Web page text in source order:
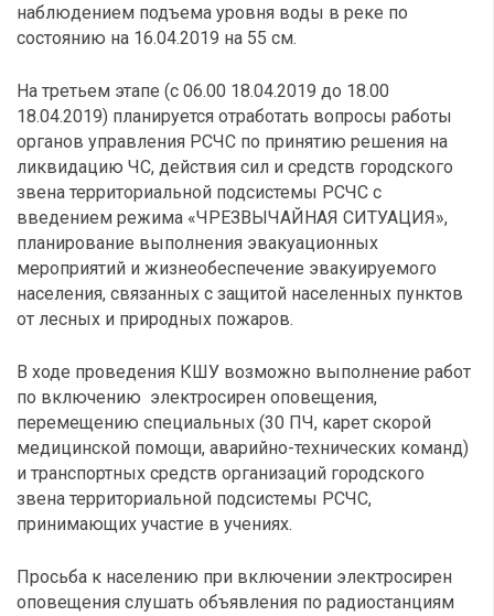
наблюдением подъема уровня воды в реке по
состоянию на 16.04.2019 на 55 см.
На третьем этапе (с 06.00 18.04.2019 до 18.00
18.04.2019) планируется отработать вопросы работы
органов управления РСЧС по принятию решения на
ликвидацию ЧС, действия сил и средств городского
звена территориальной подсистемы РСЧС с
введением режима «ЧРЕЗВЫЧАЙНАЯ СИТУАЦИЯ»,
планирование выполнения эвакуационных
мероприятий и жизнеобеспечение эвакуируемого
населения, связанных с защитой населенных пунктов
от лесных и природных пожаров.
В ходе проведения КШУ возможно выполнение работ
по включению электросирен оповещения,
перемещению специальных (30 ПЧ, карет скорой
медицинской помощи, аварийно-технических команд)
и транспортных средств организаций городского
звена территориальной подсистемы РСЧС,
принимающих участие в учениях.
Просьба к населению при включении электросирен
оповещения слушать объявления по радиостанциям